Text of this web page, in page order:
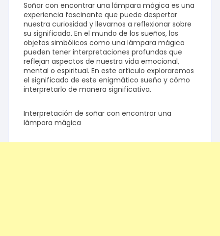
Soñar con encontrar una lámpara mágica es una
experiencia fascinante que puede despertar
nuestra curiosidad y llevarnos a reflexionar sobre
su significado. En el mundo de los sueños, los
objetos simbólicos como una lámpara mágica
pueden tener interpretaciones profundas que
reflejan aspectos de nuestra vida emocional,
mental o espiritual. En este artículo exploraremos
el significado de este enigmático sueño y cómo
interpretarlo de manera significativa.
Interpretación de soñar con encontrar una
lámpara mágica